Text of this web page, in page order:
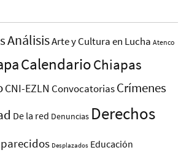
AnálisisArte y Cultura en Lucha Atenco
CalendarioChiapas
CNI-EZLN ConvocatoriasCrímenes
De la red Denuncias Derechos
Desplazados Educación